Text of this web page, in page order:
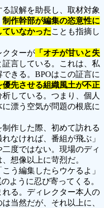
誤解を助長し、取材対象
制作幹部が編集の恣意性に
いなかったことも指摘し
クターが 「オチが甘いと失
証言している。これは、私
きる。BPOはこの証言に
優先させる組織風土が不正
析している。つまり、個人
漂う空気が問題の根底に
作した際、初めて訪れる
なければ、番組が飛ぶ」
度ではない。現場のディ
、想像以上に苛烈だ。
う編集したらウケるよ」
ように忍び寄ってくる。
れる。ディレクター本人の
当然だが、それ以上に、